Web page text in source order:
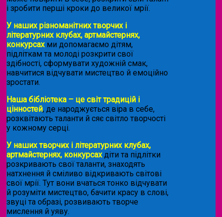
і зробити перші кроки до великої мрії.
У наших різноманітних творчих і
літературних клубах, артмайстернях,
конкурсахми допомагаємо дітям,
підліткам та молоді розкрити свої
здібності, сформувати художній смак,
навчитися відчувати мистецтво й емоційно
зростати.
Наша бібліотека – це світ традицій і
цінностей, де народжується віра в себе,
розквітають таланти й сяє світло творчості
у кожному серці.
У наших творчих і літературних клубах,
артмайстернях, конкурсахдіти та підлітки
розкривають свої таланти, знаходять
натхнення й сміливо відкривають світові
свої мрії. Тут вони вчаться тонко відчувати
й розуміти мистецтво, бачити красу в слові,
звуці та образі, розвивають творче
мислення й уяву.